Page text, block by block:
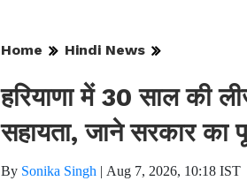
Home Hindi News
हरियाणा में 30 साल की
सहायता, जाने सरकार का
By Sonika Singh | Aug 7, 2026, 10:18 IST